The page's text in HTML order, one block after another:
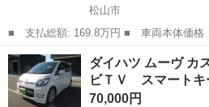
松山市
■ 支払総額: 169.8万円 ■ 車両本体価格： 1,664,000 円 ■ メーカ
ー名： ダイハツ ■ 車種名： タント
ＲＳ 純正７型ナビ／バックカメラ／ＥＴ
／シート...
愛媛 松山市 タント
ダイハツ ムーヴ
ビＴＶ スマート
70,000円